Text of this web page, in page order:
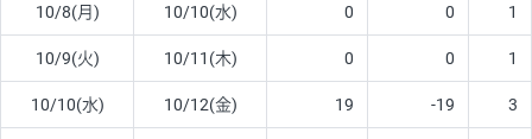
10/8(月) 10/10(水) 0 0 1
10/9(火) 10/11(木) 0 0 1
10/10(水) 10/12(金) 19 -19 3